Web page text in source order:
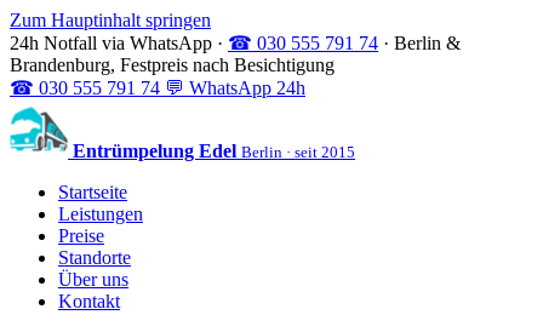
Zum Hauptinhalt springen
24h Notfall via WhatsApp · ☎ 030 555 791 74 · Berlin &
Brandenburg, Festpreis nach Besichtigung
☎ 030 555 791 74 💬 WhatsApp 24h
Entrümpelung Edel Berlin · seit 2015
Startseite
Leistungen
Preise
Standorte
Über uns
Kontakt